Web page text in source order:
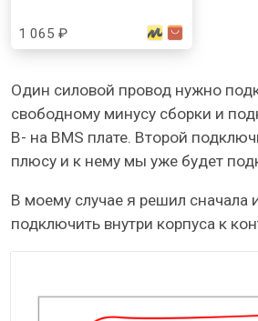
1 065 ₽
Один силовой провод нужно
свободному минусу сборки и
B- на BMS плате. Второй
плюсу и к нему мы уже будет
В моему случае я решил сначала
подключить внутри корпуса к